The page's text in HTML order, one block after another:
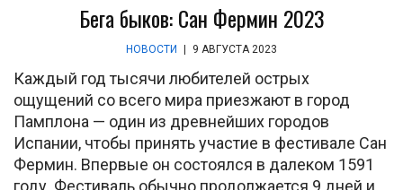
Бега быков: Сан Фермин 2023
НОВОСТИ | 9 АВГУСТА 2023
Каждый год тысячи любителей острых
ощущений со всего мира приезжают в город
Памплона — один из древнейших городов
Испании, чтобы принять участие в фестивале Сан
Фермин. Впервые он состоялся в далеком 1591
году. Фестиваль обычно продолжается 9 дней и